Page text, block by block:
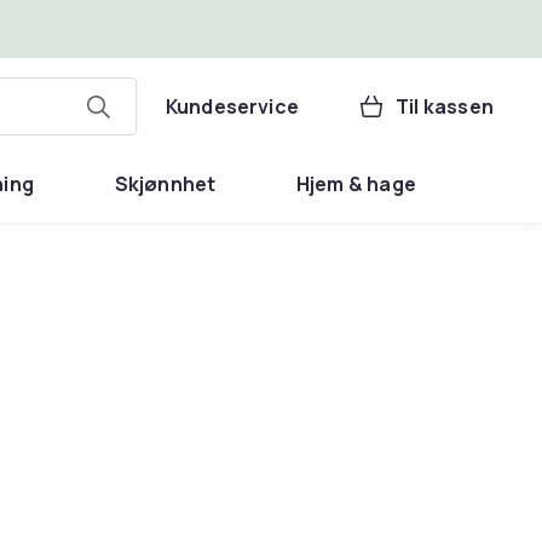
Kundeservice Til kassen
Skjønnhet Hjem & hage